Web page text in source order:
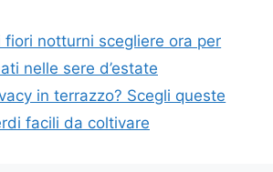
fiori notturni scegliere ora per
nelle sere d’estate
in terrazzo? Scegli queste
facili da coltivare